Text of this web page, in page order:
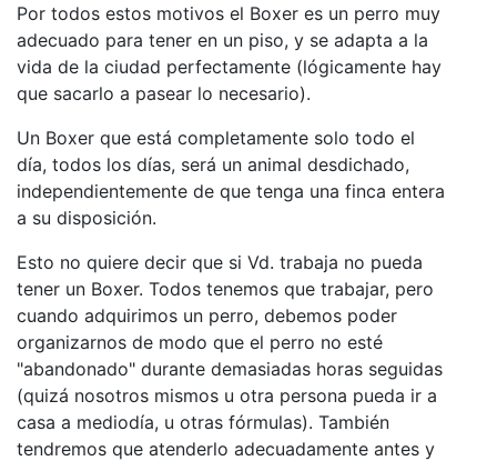
Por todos estos motivos el Boxer es un perro muy
adecuado para tener en un piso, y se adapta a la
vida de la ciudad perfectamente (lógicamente hay
que sacarlo a pasear lo necesario).
Un Boxer que está completamente solo todo el
día, todos los días, será un animal desdichado,
independientemente de que tenga una finca entera
a su disposición.
Esto no quiere decir que si Vd. trabaja no pueda
tener un Boxer. Todos tenemos que trabajar, pero
cuando adquirimos un perro, debemos poder
organizarnos de modo que el perro no esté
"abandonado" durante demasiadas horas seguidas
(quizá nosotros mismos u otra persona pueda ir a
casa a mediodía, u otras fórmulas). También
tendremos que atenderlo adecuadamente antes y